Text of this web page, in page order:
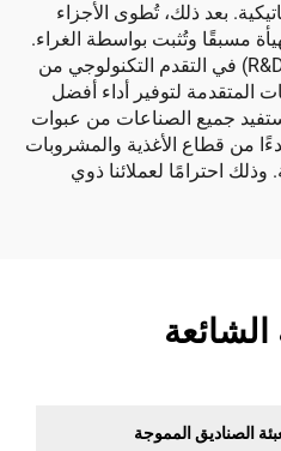
بعد ذلك، تُطوى الأجزاء
مسبقًا وتُثبت بواسطة الغراء.
يسهم تحسين أبحاثنا وتطويرنا (R&D) في التقدم التكنولوجي من
المتقدمة لتوفير أداء أفضل
جميع الصناعات من عبوات
بدءًا من قطاع الأغذية والمشروبات
وذلك احترامًا لعملائنا ذوي
الشائعة
الصناديق المموجة